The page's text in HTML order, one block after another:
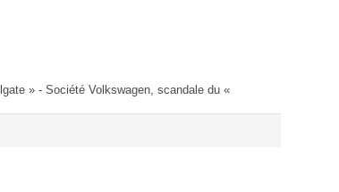
» - Société Volkswagen, scandale du «